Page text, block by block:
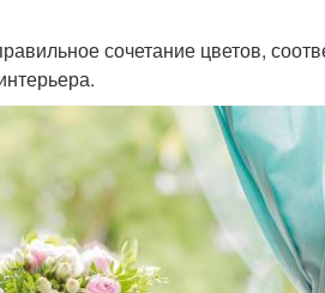
сочетание цветов,